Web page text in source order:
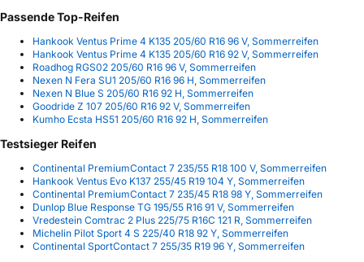
Passende Top-Reifen
Hankook Ventus Prime 4 K135 205/60 R16 96 V, Sommerreifen
Hankook Ventus Prime 4 K135 205/60 R16 92 V, Sommerreifen
Roadhog RGS02 205/60 R16 96 V, Sommerreifen
Nexen N Fera SU1 205/60 R16 96 H, Sommerreifen
Nexen N Blue S 205/60 R16 92 H, Sommerreifen
Goodride Z 107 205/60 R16 92 V, Sommerreifen
Kumho Ecsta HS51 205/60 R16 92 H, Sommerreifen
Testsieger Reifen
Continental PremiumContact 7 235/55 R18 100 V, Sommerreifen
Hankook Ventus Evo K137 255/45 R19 104 Y, Sommerreifen
Continental PremiumContact 7 235/45 R18 98 Y, Sommerreifen
Dunlop Blue Response TG 195/55 R16 91 V, Sommerreifen
Vredestein Comtrac 2 Plus 225/75 R16C 121 R, Sommerreifen
Michelin Pilot Sport 4 S 225/40 R18 92 Y, Sommerreifen
Continental SportContact 7 255/35 R19 96 Y, Sommerreifen